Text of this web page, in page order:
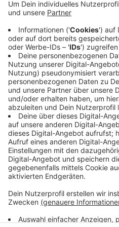
Auftrag der Krankenkasse
behaupten auch, bei der
warnt: Sie selbst würde
der Haustür machen. Man
Daten herausgeben.
bekommt, solle man
Polizei Bescheid sagen.
Veröffentlicht:Freitag,
Anzeige
Anzeige